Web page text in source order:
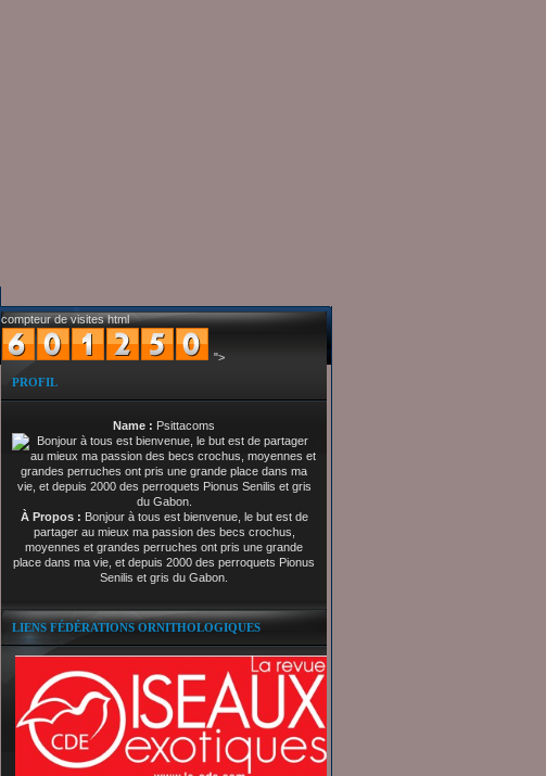
compteur de visites html
">
PROFIL
Name : Psittacoms
À Propos : Bonjour à tous est bienvenue, le but est de
partager au mieux ma passion des becs crochus,
moyennes et grandes perruches ont pris une grande
place dans ma vie, et depuis 2000 des perroquets Pionus
Senilis et gris du Gabon.
LIENS FÉDÉRATIONS ORNITHOLOGIQUES